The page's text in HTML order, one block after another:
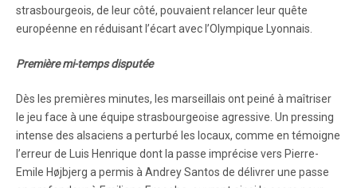
strasbourgeois, de leur côté, pouvaient relancer leur quête
européenne en réduisant l’écart avec l’Olympique Lyonnais.
Première mi-temps disputée
Dès les premières minutes, les marseillais ont peiné à maîtriser
le jeu face à une équipe strasbourgeoise agressive. Un pressing
intense des alsaciens a perturbé les locaux, comme en témoigne
l’erreur de Luis Henrique dont la passe imprécise vers Pierre-
Emile Højbjerg a permis à Andrey Santos de délivrer une passe